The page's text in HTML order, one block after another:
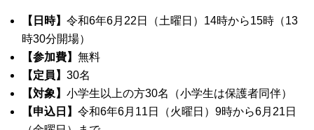
【日時】 令和6年6月22日（土曜日）14時から15時（13
時30分開場）
【参加費】 無料
【定員】 30名
【対象】 小学生以上の方30名（小学生は保護者同伴）
【申込日】 令和6年6月11日（火曜日）9時から6月21日